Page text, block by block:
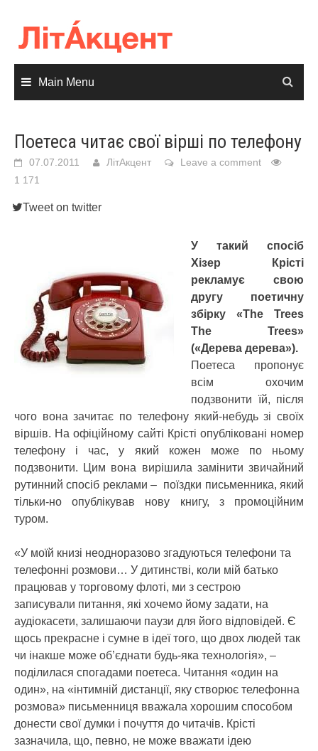
content
Main Menu
Поетеса читає свої вірші по телефону
07.07.2011 ЛітАкцент
Leave a comment
1 171
Tweet on twitter
У такий спосіб
Хізер Крісті
рекламує свою
другу поетичну
збірку «The Trees
The Trees»
(«Дерева дерева»).
Поетеса пропонує
всім охочим
подзвонити їй, після
чого вона зачитає по телефону який-небудь зі своїх
віршів. На офіційному сайті Крісті опубліковані номер
телефону і час, у який кожен може по ньому
подзвонити. Цим вона вирішила замінити звичайний
рутинний спосіб реклами – поїздки письменника, який
тільки-но опублікував нову книгу, з промоційним
туром.
«У моїй книзі неодноразово згадуються телефони та
телефонні розмови… У дитинстві, коли мій батько
працював у торговому флоті, ми з сестрою
записували питання, які хочемо йому задати, на
аудіокасети, залишаючи паузи для його відповідей. Є
щось прекрасне і сумне в ідеї того, що двох людей так
чи інакше може об’єднати будь-яка технологія», –
поділилася спогадами поетеса. Читання «один на
один», на «інтимній дистанції, яку створює телефонна
розмова» письменниця вважала хорошим способом
донести свої думки і почуття до читачів. Крісті
зазначила, що, певно, не може вважати ідею